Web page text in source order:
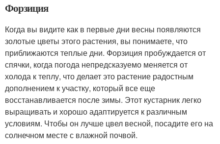
Форзиция
Когда вы видите как в первые дни весны появляются
золотые цветы этого растения, вы понимаете, что
приближаются теплые дни. Форзиция пробуждается от
спячки, когда погода непредсказуемо меняется от
холода к теплу, что делает это растение радостным
дополнением к участку, который все еще
восстанавливается после зимы. Этот кустарник легко
выращивать и хорошо адаптируется к различным
условиям. Чтобы он лучше цвел весной, посадите его на
солнечном месте с влажной почвой.